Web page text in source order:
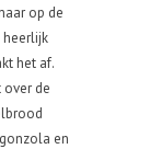
op de
heerlijk
het af.
over de
en